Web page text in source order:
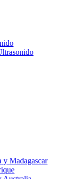
y Madagascar